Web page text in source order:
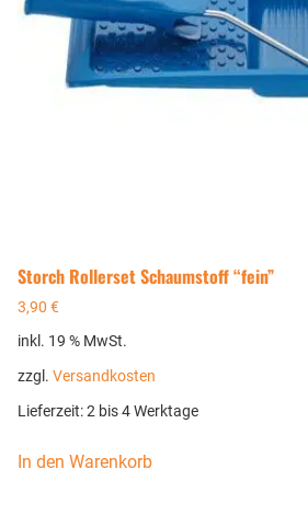
Storch Rollerset Schaumstoff “fein”
3,90 €
inkl. 19 % MwSt.
zzgl. Versandkosten
Lieferzeit:2 bis 4 Werktage
In den Warenkorb